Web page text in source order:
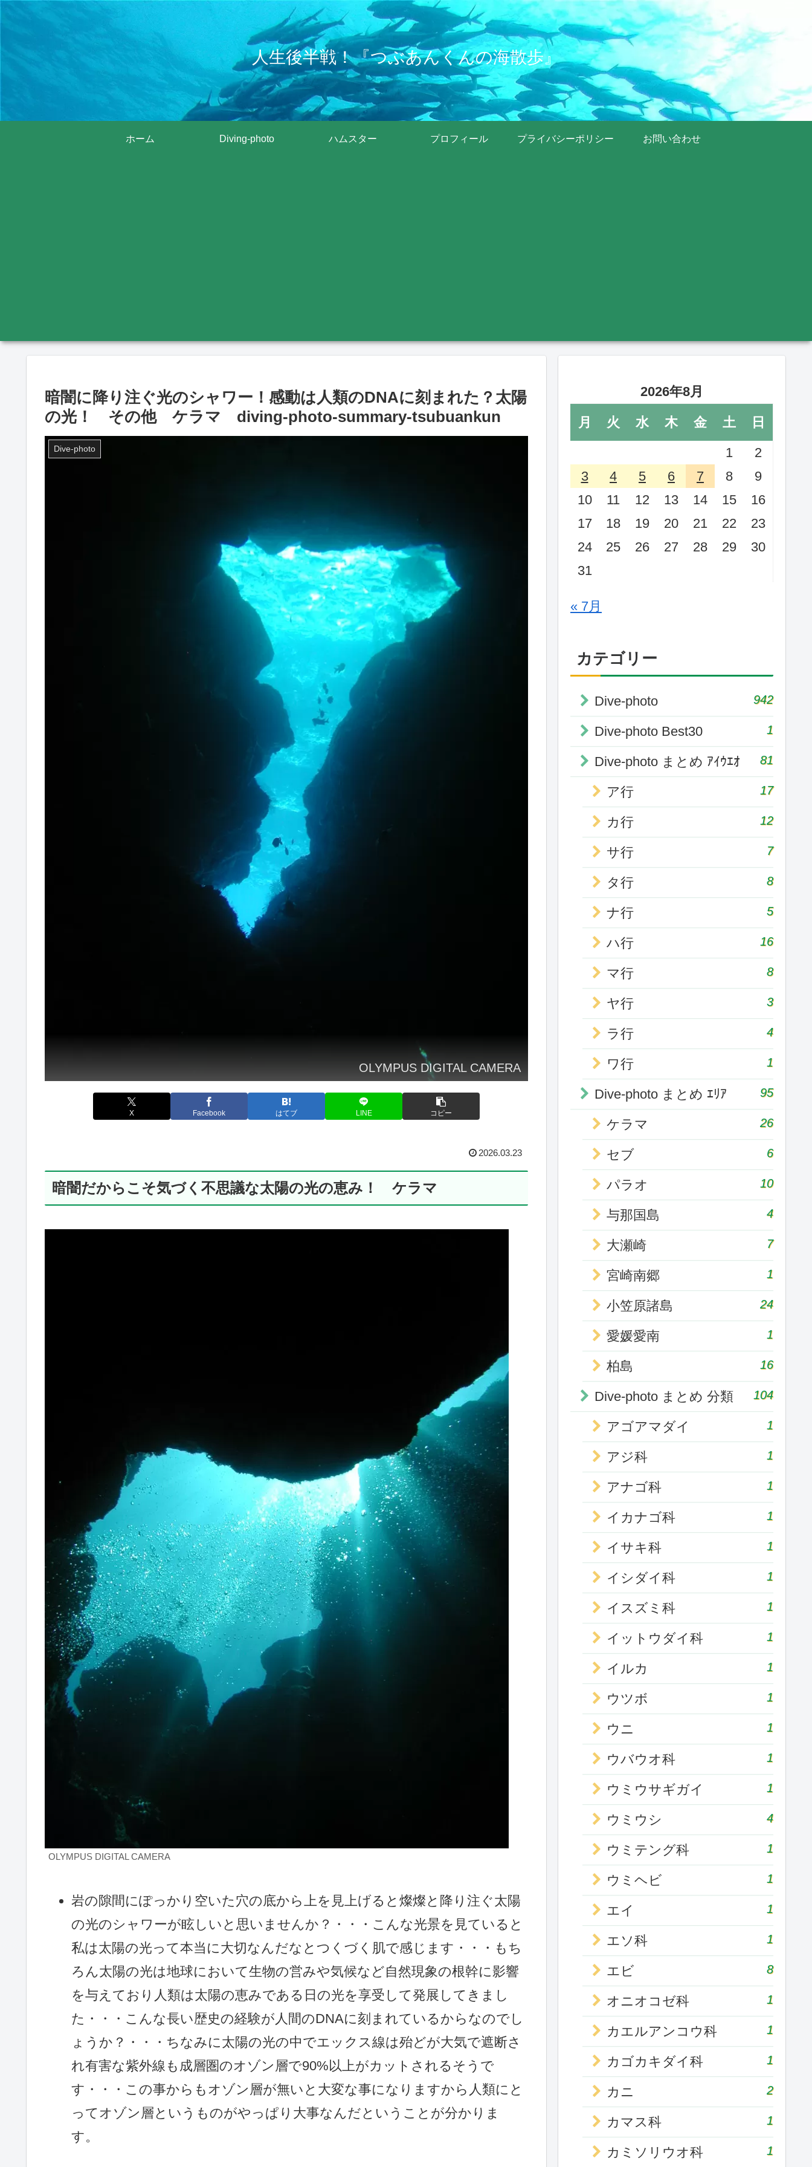
人生後半戦！『つぶあんくんの海散歩』
ホーム Diving-photo ハムスター プロフィール プライバシーポリシー お問い合わせ
暗闇に降り注ぐ光のシャワー！感動は人類のDNAに刻まれた？太陽
の光！ その他 ケラマ diving-photo-summary-tsubuankun
Dive-photo
OLYMPUS DIGITAL CAMERA
X Facebook はてブ LINE コピー
2026.03.23
暗闇だからこそ気づく不思議な太陽の光の恵み！ ケラマ
OLYMPUS DIGITAL CAMERA
岩の隙間にぽっかり空いた穴の底から上を見上げると燦燦と降り注ぐ太陽
の光のシャワーが眩しいと思いませんか？・・・こんな光景を見ていると
私は太陽の光って本当に大切なんだなとつくづく肌で感じます・・・もち
ろん太陽の光は地球において生物の営みや気候など自然現象の根幹に影響
を与えており人類は太陽の恵みである日の光を享受して発展してきまし
た・・・こんな長い歴史の経験が人間のDNAに刻まれているからなのでし
ょうか？・・・ちなみに太陽の光の中でエックス線は殆どが大気で遮断さ
れ有害な紫外線も成層圏のオゾン層で90%以上がカットされるそうで
す・・・この事からもオゾン層が無いと大変な事になりますから人類にと
ってオゾン層というものがやっぱり大事なんだということが分かりま
す。
2026年8月
月 火 水 木 金 土
日
1
2
3
4 5 6 7 8
9
10
11 12 13 14 15
16
17
18 19 20 21 22
23
24
25 26 27 28 29
30
31
« 7月
カテゴリー
Dive-photo 942
Dive-photo Best30 1
Dive-photo まとめ ｱｲｳｴｵ 81
ア行 17
カ行 12
サ行 7
タ行 8
ナ行 5
ハ行 16
マ行 8
ヤ行 3
ラ行 4
ワ行 1
Dive-photo まとめ ｴﾘｱ 95
ケラマ 26
セブ 6
パラオ 10
与那国島 4
大瀬崎 7
宮崎南郷 1
小笠原諸島 24
愛媛愛南 1
柏島 16
Dive-photo まとめ 分類 104
アゴアマダイ 1
アジ科 1
アナゴ科 1
イカナゴ科 1
イサキ科 1
イシダイ科 1
イスズミ科 1
イットウダイ科 1
イルカ 1
ウツボ 1
ウニ 1
ウバウオ科 1
ウミウサギガイ 1
ウミウシ 4
ウミテング科 1
ウミヘビ 1
エイ 1
エソ科 1
エビ 8
オニオコゼ科 1
カエルアンコウ科 1
カゴカキダイ科 1
カニ 2
カマス科 1
カミソリウオ科 1